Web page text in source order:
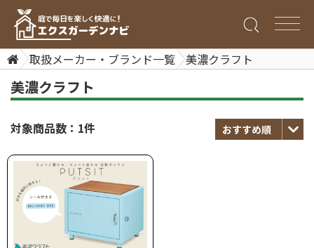
取扱メーカー・ブランド一覧 美濃クラフト
美濃クラフト
対象商品数：1件